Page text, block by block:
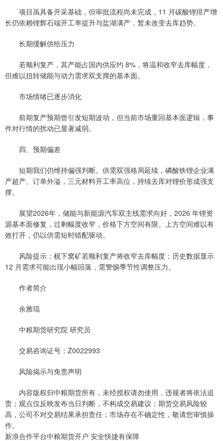
项目虽具备开采基础，但审批流程尚未完成，11 月碳酸锂排产增
长仍依赖锂辉石端开工率提升与盐湖满产，暂未改变去库趋势。
长期缓解供给压力
若顺利复产，其产能占国内供应约 8%，将温和收窄去库幅度，
但难以扭转储能与动力需求双支撑的基本面。
市场情绪已逐步消化
前期复产预期曾引发短期波动，但当前市场重回基本面逻辑，事
件对行情的扰动已显著减弱。
四、预期偏差
短期我们仍维持偏强判断。供需双强格局延续，磷酸铁锂企业满
产超产、订单外溢，三元材料开工率高位，持续去库对锂价形成强支
撑。
展望2026年，储能与新能源汽车双主线需求向好，2026 年锂资
源基本面修复，过剩幅度收窄，价格下方空间有限。上方空间难以有
效打开，仍以供需短时错配驱动。
风险提示：枧下窝矿若顺利复产将收窄去库幅度；历史数据显示
12 月需求可能出现小幅回落，需警惕季节性调整压力。
作者简介
余雅琨
中粮期货研究院 研究员
交易咨询证号：Z0022993
风险揭示与免责声明
内容版权归中粮期货所有，未经授权请勿使用，违规者将依法追
责；观点仅反映发布当日判断，不构成交易建议；期货交易风险较
高，公司不对交易结果承担责任；市场存在不确定性，敬请您审慎操
作。
新浪合作平台中粮期货开户 安全快捷有保障